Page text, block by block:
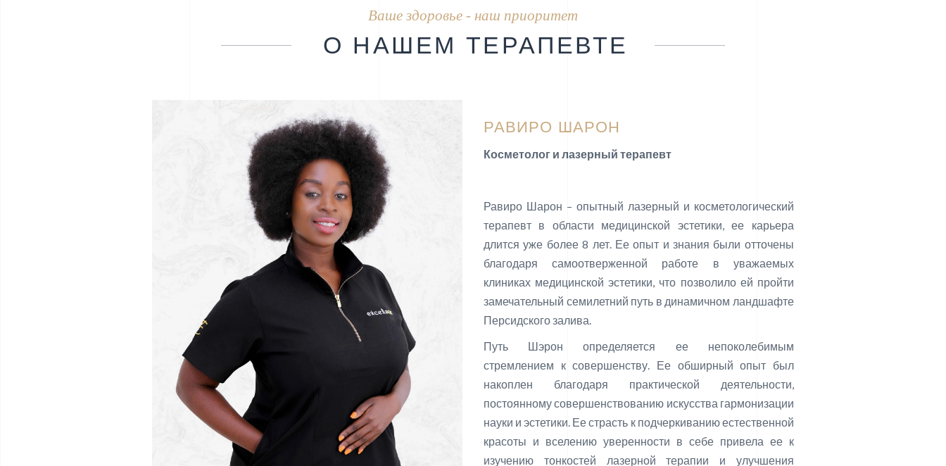
Ваше здоровье - наш приоритет
О НАШЕМ ТЕРАПЕВТЕ
РАВИРО ШАРОН
Косметолог и лазерный терапевт
Равиро Шарон – опытный лазерный и косметологический
терапевт в области медицинской эстетики, ее карьера
длится уже более 8 лет. Ее опыт и знания были отточены
благодаря самоотверженной работе в уважаемых
клиниках медицинской эстетики, что позволило ей пройти
замечательный семилетний путь в динамичном ландшафте
Персидского залива.
Путь Шэрон определяется ее непоколебимым
стремлением к совершенству. Ее обширный опыт был
накоплен благодаря практической деятельности,
постоянному совершенствованию искусства гармонизации
науки и эстетики. Ее страсть к подчеркиванию естественной
красоты и вселению уверенности в себе привела ее к
изучению тонкостей лазерной терапии и улучшения